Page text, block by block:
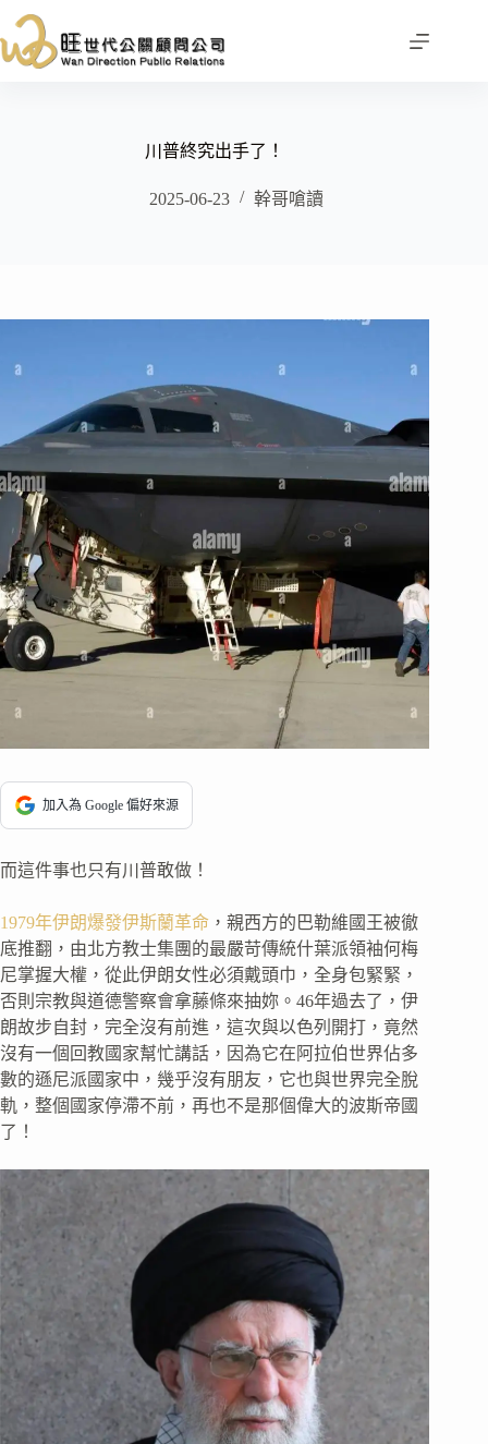
至
主
川普終究出手了！
2025-06-23 幹哥嗆讀
加入為 Google 偏好來源
而這件事也只有川普敢做！
1979年伊朗爆發伊斯蘭革命 ，親西方的巴勒維國王被徹
底推翻，由北方教士集團的最嚴苛傳統什葉派領袖何梅
尼掌握大權，從此伊朗女性必須戴頭巾，全身包緊緊，
否則宗教與道德警察會拿藤條來抽妳。46年過去了，伊
朗故步自封，完全沒有前進，這次與以色列開打，竟然
沒有一個回教國家幫忙講話，因為它在阿拉伯世界佔多
數的遜尼派國家中，幾乎沒有朋友，它也與世界完全脫
軌，整個國家停滯不前，再也不是那個偉大的波斯帝國
了！